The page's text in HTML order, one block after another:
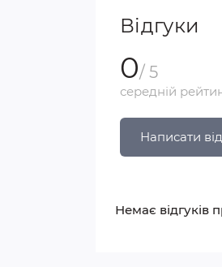
Відгуки
0/ 5
середній
Написати
Немає відгуків